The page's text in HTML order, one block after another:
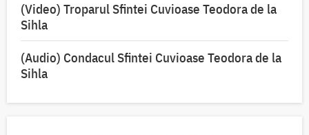
(Video) Troparul Sfintei Cuvioase Teodora de la
Sihla
(Audio) Condacul Sfintei Cuvioase Teodora de la
Sihla